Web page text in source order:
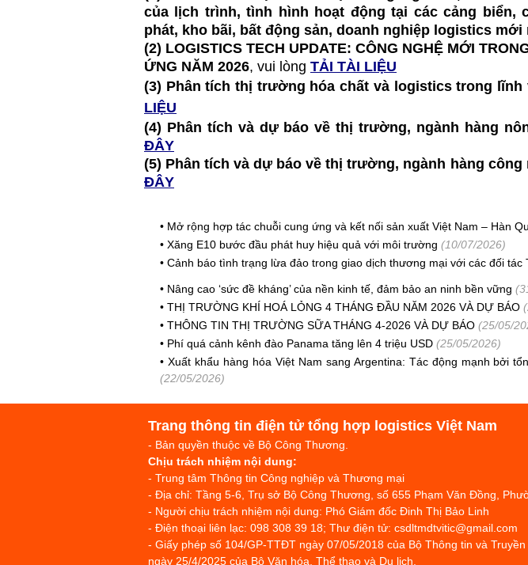
của lịch trình, tình hình hoạt động tại các cảng biển,
phát, kho bãi, bất động sản, doanh nghiệp logistics mới
(2) LOGISTICS TECH UPDATE: CÔNG NGHỆ MỚI
ỨNG NĂM 2026, vui lòng TẢI TÀI LIỆU
(3) Phân tích thị trường hóa chất và logistics trong lĩnh
LIỆU
(4) Phân tích và dự báo về thị trường, ngành hàng
ĐÂY
(5) Phân tích và dự báo về thị trường, ngành hàng
ĐÂY
• Mở rộng hợp tác chuỗi cung ứng và kết nối sản xuất Việt Nam – Hàn
• Xăng E10 bước đầu phát huy hiệu quả với môi trường (10/07/2026)
• Cảnh báo tình trạng lừa đảo trong giao dịch thương mại với các đối tác
• Nâng cao ‘sức đề kháng’ của nền kinh tế, đảm bảo an ninh bền vững
• THỊ TRƯỜNG KHÍ HOÁ LỎNG 4 THÁNG ĐẦU NĂM 2026 VÀ DỰ BÁO
• THÔNG TIN THỊ TRƯỜNG SỮA THÁNG 4-2026 VÀ DỰ BÁO (25/05/
• Phí quá cảnh kênh đào Panama tăng lên 4 triệu USD (25/05/2026)
• Xuất khẩu hàng hóa Việt Nam sang Argentina: Tác động mạnh bởi
(22/05/2026)
Trang thông tin điện tử tổng hợp logistics Việt Nam
- Bản quyền thuộc về Bộ Công Thương.
Chịu trách nhiệm nội dung:
- Trung tâm Thông tin Công nghiệp và Thương mại
- Địa chỉ: Tầng 5-6, Trụ sở Bộ Công Thương, số 655 Phạm Văn Đồng,
- Người chịu trách nhiệm nội dung: Phó Giám đốc Đinh Thị Bảo Linh
- Điện thoại liên lạc: 098 308 39 18; Thư điện tử: csdltmdtvitic@gmail.com
- Giấy phép số 104/GP-TTĐT ngày 07/05/2018 của Bộ Thông tin và
ngày 25/4/2025 của Bộ Văn hóa, Thể thao và Du lịch.